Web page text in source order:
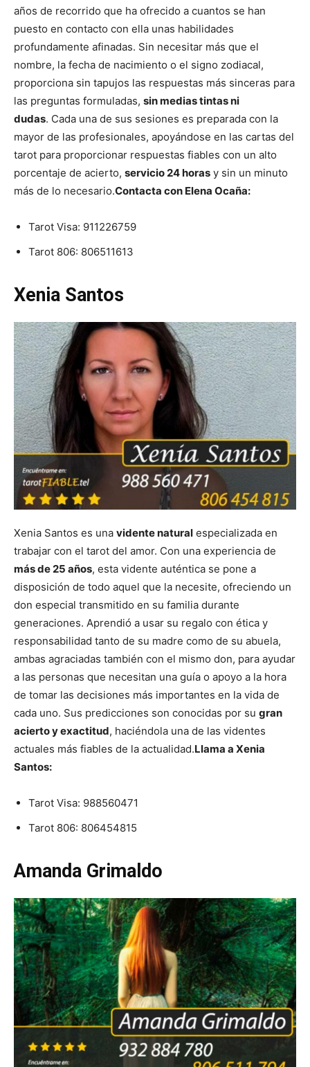
años de recorrido que ha ofrecido a cuantos se han
puesto en contacto con ella unas habilidades
profundamente afinadas. Sin necesitar más que el
nombre, la fecha de nacimiento o el signo zodiacal,
proporciona sin tapujos las respuestas más sinceras para
las preguntas formuladas, sin medias tintas ni
dudas. Cada una de sus sesiones es preparada con la
mayor de las profesionales, apoyándose en las cartas del
tarot para proporcionar respuestas fiables con un alto
porcentaje de acierto, servicio 24 horas y sin un minuto
más de lo necesario.Contacta con Elena Ocaña:
Tarot Visa: 911226759
Tarot 806: 806511613
Xenia Santos
Xenia Santos es una vidente natural especializada en
trabajar con el tarot del amor. Con una experiencia de
más de 25 años, esta vidente auténtica se pone a
disposición de todo aquel que la necesite, ofreciendo un
don especial transmitido en su familia durante
generaciones. Aprendió a usar su regalo con ética y
responsabilidad tanto de su madre como de su abuela,
ambas agraciadas también con el mismo don, para ayudar
a las personas que necesitan una guía o apoyo a la hora
de tomar las decisiones más importantes en la vida de
cada uno. Sus predicciones son conocidas por su gran
acierto y exactitud, haciéndola una de las videntes
actuales más fiables de la actualidad.Llama a Xenia
Santos:
Tarot Visa: 988560471
Tarot 806: 806454815
Amanda Grimaldo